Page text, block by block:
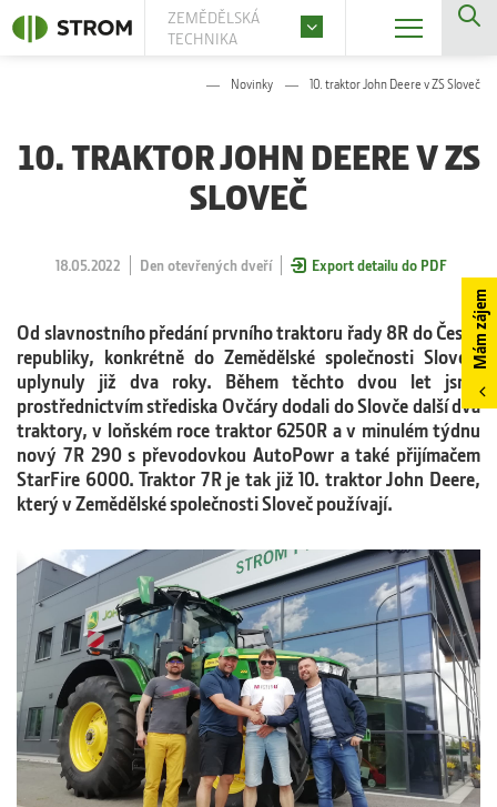
ZEMĚDĚLSKÁ
TECHNIKA
Mám zájem
Novinky 10. traktor John Deere v ZS Sloveč
10. TRAKTOR JOHN DEERE V ZS
SLOVEČ
18.05.2022 Den otevřených dveří Export detailu do PDF
Od slavnostního předání prvního traktoru řady 8R do České
republiky, konkrétně do Zemědělské společnosti Sloveč,
uplynuly již dva roky. Během těchto dvou let jsme
prostřednictvím střediska Ovčáry dodali do Slovče další dva
traktory, v loňském roce traktor 6250R a v minulém týdnu
nový 7R 290 s převodovkou AutoPowr a také přijímačem
StarFire 6000. Traktor 7R je tak již 10. traktor John Deere,
který v Zemědělské společnosti Sloveč používají.